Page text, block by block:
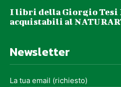
I libri della Giorgio Tesi
acquistabili al
Newsletter
La tua email (richiesto)